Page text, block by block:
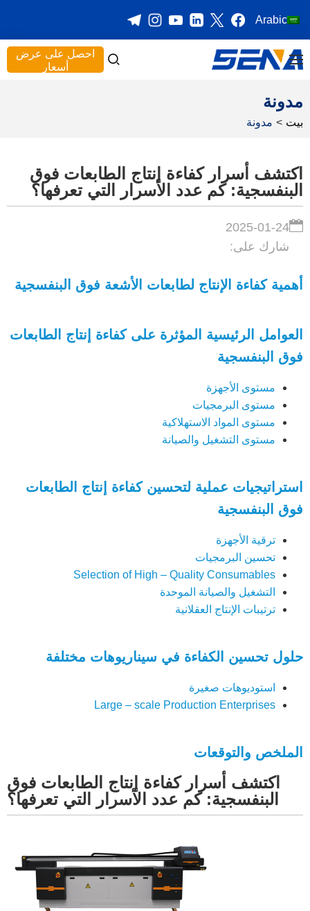
Arabic
احصل على عرض
أسعار
مدونة
بيت > مدونة
اكتشف أسرار كفاءة إنتاج الطابعات فوق
البنفسجية: كم عدد الأسرار التي تعرفها؟
2025-01-24
شارك على:
أهمية كفاءة الإنتاج لطابعات الأشعة فوق البنفسجية
العوامل الرئيسية المؤثرة على كفاءة إنتاج الطابعات
فوق البنفسجية
مستوى الأجهزة
مستوى البرمجيات
مستوى المواد الاستهلاكية
مستوى التشغيل والصيانة
استراتيجيات عملية لتحسين كفاءة إنتاج الطابعات
فوق البنفسجية
ترقية الأجهزة
تحسين البرمجيات
Selection of High – Quality Consumables
التشغيل والصيانة الموحدة
ترتيبات الإنتاج العقلانية
حلول تحسين الكفاءة في سيناريوهات مختلفة
استوديوهات صغيرة
Large – scale Production Enterprises
الملخص والتوقعات
اكتشف أسرار كفاءة إنتاج الطابعات فوق
البنفسجية: كم عدد الأسرار التي تعرفها؟